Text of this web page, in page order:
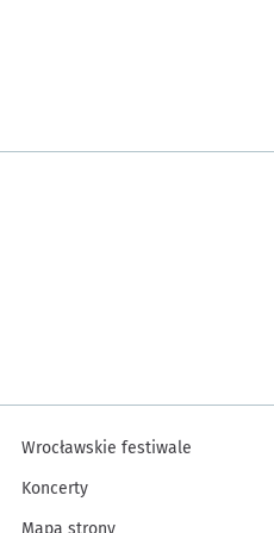
Wrocławskie festiwale
Koncerty
Mapa strony